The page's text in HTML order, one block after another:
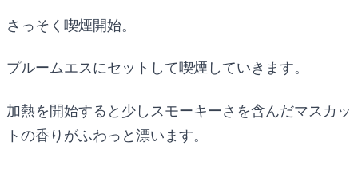
さっそく喫煙開始。
プルームエスにセットして喫煙していきます。
加熱を開始すると少しスモーキーさを含んだマスカッ
トの香りがふわっと漂います。